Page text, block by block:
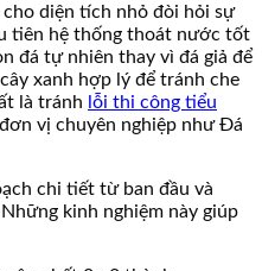
diện tích nhỏ đòi hỏi sự
tiên hệ thống thoát nước tốt
đá tự nhiên thay vì đá giả để
xanh hợp lý để tránh che
là tránh lỗi thi công tiểu
vị chuyên nghiệp như Đá
chi tiết từ ban đầu và
kinh nghiệm này giúp